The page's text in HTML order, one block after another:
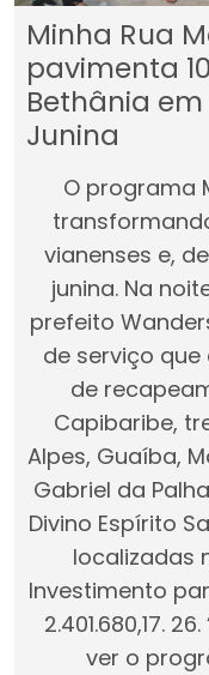
Minha Rua
pavimenta
Bethânia
Junina
O programa
vianenses e,
junina. Na
prefeito
de serviço
de
Capibaribe,
Alpes, Guaíba,
Gabriel da
Divino Espírito
localizadas
Investimento
2.401.680,17.
ver o